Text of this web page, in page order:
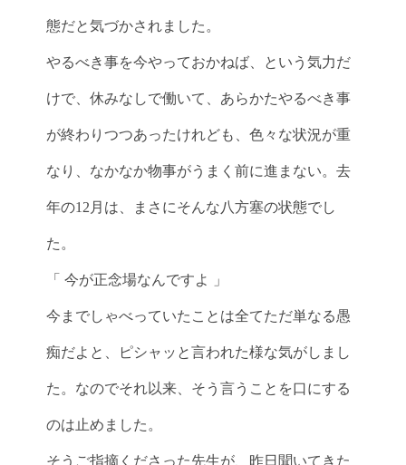
態だと気づかされました。
やるべき事を今やっておかねば、という気力だ
けで、休みなしで働いて、あらかたやるべき事
が終わりつつあったけれども、色々な状況が重
なり、なかなか物事がうまく前に進まない。去
年の12月は、まさにそんな八方塞の状態でし
た。
「 今が正念場なんですよ 」
今までしゃべっていたことは全てただ単なる愚
痴だよと、ピシャッと言われた様な気がしまし
た。なのでそれ以来、そう言うことを口にする
のは止めました。
そうご指摘くださった先生が、昨日聞いてきた